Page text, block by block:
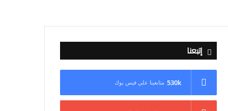
إتبعنا
530k متابعينا علي فيس بوك